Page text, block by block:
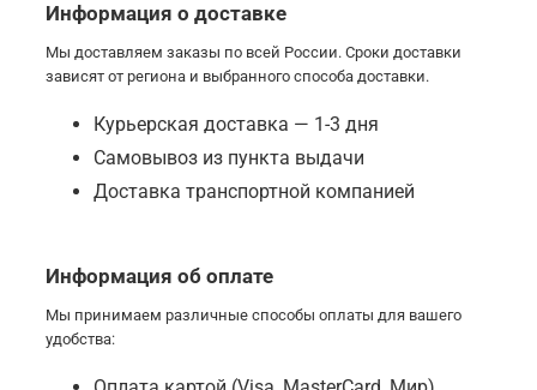
Информация о доставке
Мы доставляем заказы по всей России. Сроки доставки
зависят от региона и выбранного способа доставки.
Курьерская доставка — 1-3 дня
Самовывоз из пункта выдачи
Доставка транспортной компанией
Информация об оплате
Мы принимаем различные способы оплаты для вашего
удобства: